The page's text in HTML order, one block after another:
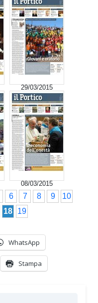
29/03/2015
08/03/2015
6 7 8 9
10
18 19
WhatsApp
Stampa